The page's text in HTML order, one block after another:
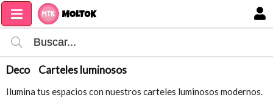
Deco Carteles luminosos
Ilumina tus espacios con nuestros carteles luminosos modernos.